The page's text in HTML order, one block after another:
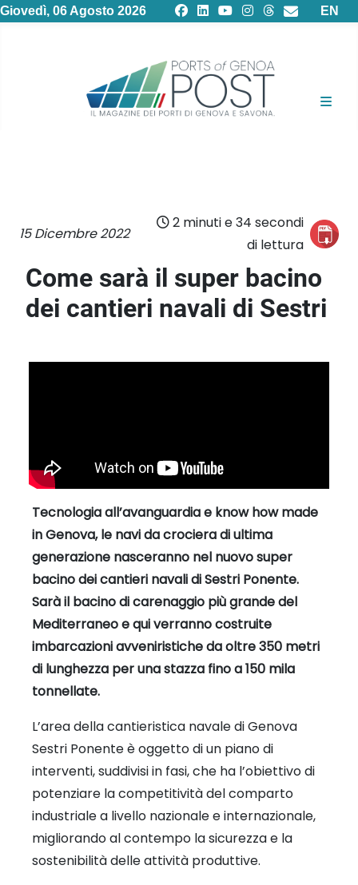
Giovedì, 06 Agosto 2026 EN
15 Dicembre 2022
2 minuti e 34 secondi
di lettura
Come sarà il super bacino
dei cantieri navali di Sestri
Tecnologia all’avanguardia e know how made
in Genova, le navi da crociera di ultima
generazione nasceranno nel nuovo super
bacino dei cantieri navali di Sestri Ponente.
Sarà il bacino di carenaggio più grande del
Mediterraneo e qui verranno costruite
imbarcazioni avveniristiche da oltre 350 metri
di lunghezza per una stazza fino a 150 mila
tonnellate.
L’area della cantieristica navale di Genova
Sestri Ponente è oggetto di un piano di
interventi, suddivisi in fasi, che ha l’obiettivo di
potenziare la competitività del comparto
industriale a livello nazionale e internazionale,
migliorando al contempo la sicurezza e la
sostenibilità delle attività produttive.